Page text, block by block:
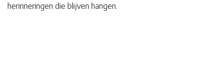
herinneringen die blijven hangen.